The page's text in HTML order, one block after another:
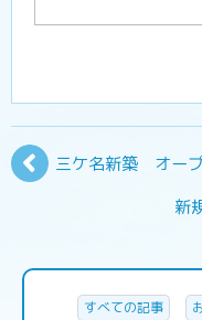
三ケ名新築 オー
新
すべての記事